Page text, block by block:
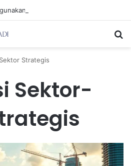
Strategis
Sektor-